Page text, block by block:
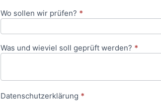
Wo sollen wir prüfen? *
Was und wieviel soll geprüft werden? *
Datenschutzerklärung *